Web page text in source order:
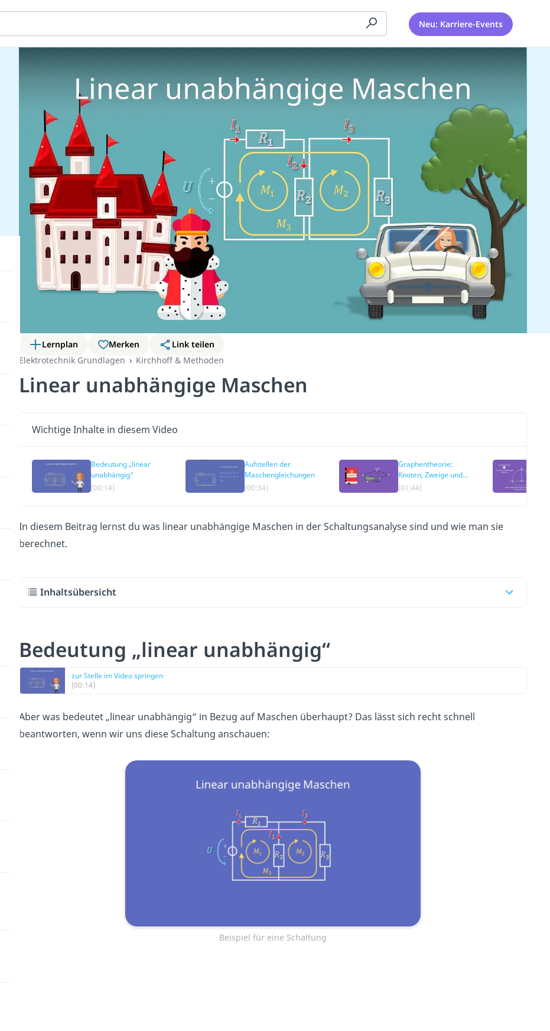
Neu: Karriere-Events
Lernplan Merken
Link teilen
Elektrotechnik Grundlagen
Kirchhoff & Methoden
Linear unabhängige Maschen
Wichtige Inhalte in diesem Video
Bedeutung „linear
unabhängig“
(00:14)
Aufstellen der
Maschengleichungen
(00:34)
Graphentheorie:
Knoten, Zweige und
Maschen
(01:44)
In diesem Beitrag lernst du was linear unabhängige Maschen in der Schaltungsanalyse sind und wie man sie
berechnet.
Inhaltsübersicht
Bedeutung „linear unabhängig“
zur Stelle im Video springen
(00:14)
Aber was bedeutet „linear unabhängig“ in Bezug auf Maschen überhaupt? Das lässt sich recht schnell
beantworten, wenn wir uns diese Schaltung anschauen:
Beispiel für eine Schaltung